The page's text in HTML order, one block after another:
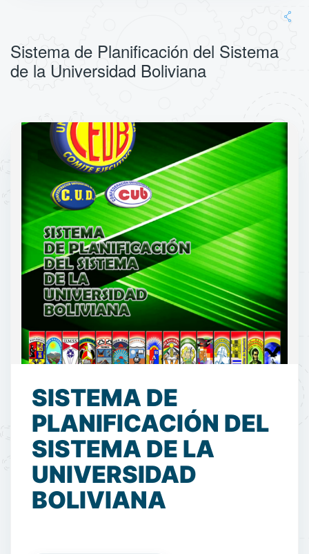
Sistema de Planificación del Sistema
de la Universidad Boliviana
SISTEMA DE
PLANIFICACIÓN DEL
SISTEMA DE LA
UNIVERSIDAD
BOLIVIANA